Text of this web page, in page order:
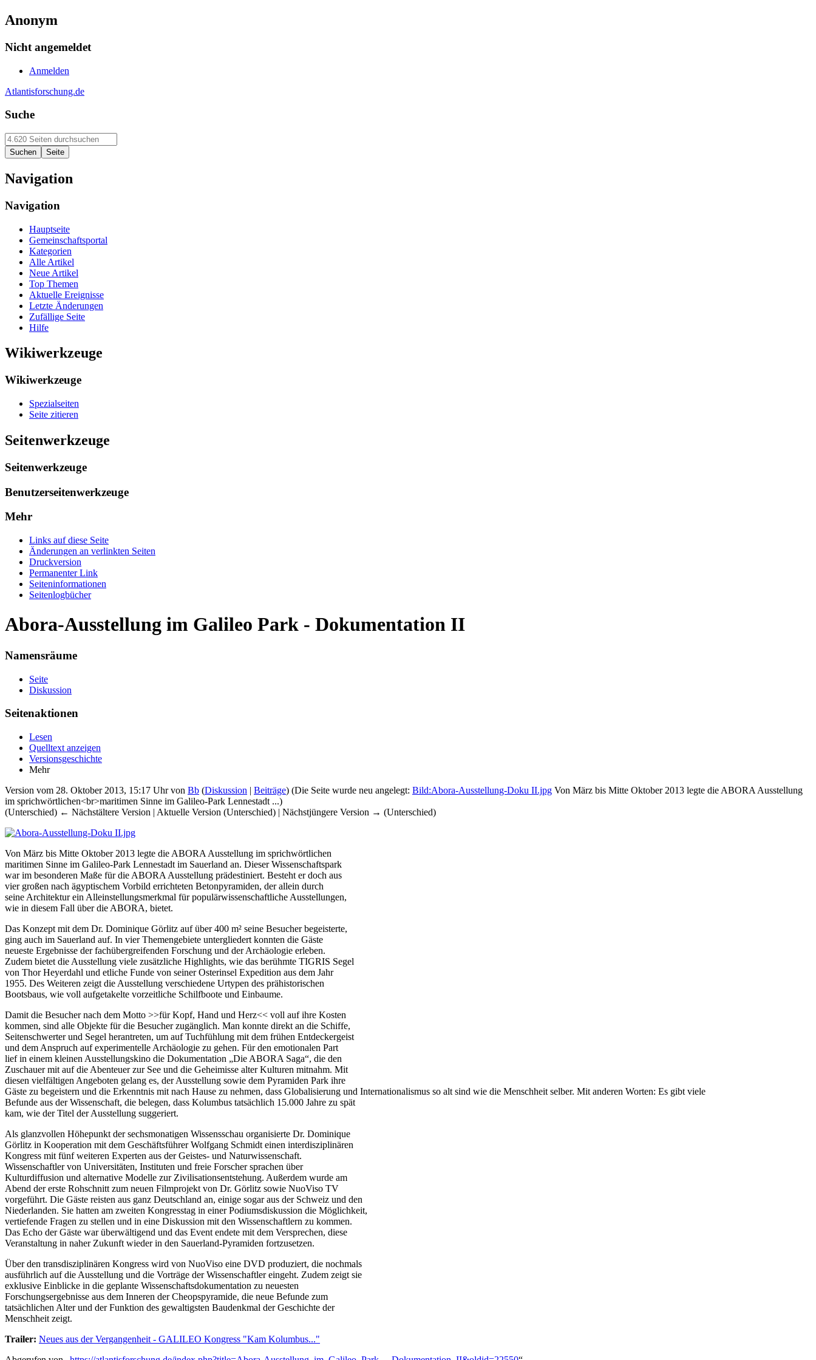
Anonym
Nicht angemeldet
Anmelden
Atlantisforschung.de
Suche
Navigation
Navigation
Hauptseite
Gemeinschaftsportal
Kategorien
Alle Artikel
Neue Artikel
Top Themen
Aktuelle Ereignisse
Letzte Änderungen
Zufällige Seite
Hilfe
Wikiwerkzeuge
Wikiwerkzeuge
Spezialseiten
Seite zitieren
Seitenwerkzeuge
Seitenwerkzeuge
Benutzerseitenwerkzeuge
Mehr
Links auf diese Seite
Änderungen an verlinkten Seiten
Druckversion
Permanenter Link
Seiten­informationen
Seitenlogbücher
Abora-Ausstellung im Galileo Park - Dokumentation II
Namensräume
Seite
Diskussion
Seitenaktionen
Lesen
Quelltext anzeigen
Versionsgeschichte
Mehr
Version vom 28. Oktober 2013, 15:17 Uhr von Bb (Diskussion | Beiträge) (Die Seite wurde neu angelegt: Bild:Abora-Ausstellung-Doku II.jpg Von März bis Mitte Oktober 2013 legte die ABORA Ausstellung
im sprichwörtlichen<br>maritimen Sinne im Galileo-Park Lennestadt ...)
(Unterschied) ← Nächstältere Version | Aktuelle Version (Unterschied) | Nächstjüngere Version → (Unterschied)
Von März bis Mitte Oktober 2013 legte die ABORA Ausstellung im sprichwörtlichen
maritimen Sinne im Galileo-Park Lennestadt im Sauerland an. Dieser Wissenschaftspark
war im besonderen Maße für die ABORA Ausstellung prädestiniert. Besteht er doch aus
vier großen nach ägyptischem Vorbild errichteten Betonpyramiden, der allein durch
seine Architektur ein Alleinstellungsmerkmal für populärwissenschaftliche Ausstellungen,
wie in diesem Fall über die ABORA, bietet.
Das Konzept mit dem Dr. Dominique Görlitz auf über 400 m² seine Besucher begeisterte,
ging auch im Sauerland auf. In vier Themengebiete untergliedert konnten die Gäste
neueste Ergebnisse der fachübergreifenden Forschung und der Archäologie erleben.
Zudem bietet die Ausstellung viele zusätzliche Highlights, wie das berühmte TIGRIS Segel
von Thor Heyerdahl und etliche Funde von seiner Osterinsel Expedition aus dem Jahr
1955. Des Weiteren zeigt die Ausstellung verschiedene Urtypen des prähistorischen
Bootsbaus, wie voll aufgetakelte vorzeitliche Schilfboote und Einbaume.
Damit die Besucher nach dem Motto >>für Kopf, Hand und Herz<< voll auf ihre Kosten
kommen, sind alle Objekte für die Besucher zugänglich. Man konnte direkt an die Schiffe,
Seitenschwerter und Segel herantreten, um auf Tuchfühlung mit dem frühen Entdeckergeist
und dem Anspruch auf experimentelle Archäologie zu gehen. Für den emotionalen Part
lief in einem kleinen Ausstellungskino die Dokumentation „Die ABORA Saga“, die den
Zuschauer mit auf die Abenteuer zur See und die Geheimisse alter Kulturen mitnahm. Mit
diesen vielfältigen Angeboten gelang es, der Ausstellung sowie dem Pyramiden Park ihre
Gäste zu begeistern und die Erkenntnis mit nach Hause zu nehmen, dass Globalisierung und Internationalismus so alt sind wie die Menschheit selber. Mit anderen Worten: Es gibt viele
Befunde aus der Wissenschaft, die belegen, dass Kolumbus tatsächlich 15.000 Jahre zu spät
kam, wie der Titel der Ausstellung suggeriert.
Als glanzvollen Höhepunkt der sechsmonatigen Wissensschau organisierte Dr. Dominique
Görlitz in Kooperation mit dem Geschäftsführer Wolfgang Schmidt einen interdisziplinären
Kongress mit fünf weiteren Experten aus der Geistes- und Naturwissenschaft.
Wissenschaftler von Universitäten, Instituten und freie Forscher sprachen über
Kulturdiffusion und alternative Modelle zur Zivilisationsentstehung. Außerdem wurde am
Abend der erste Rohschnitt zum neuen Filmprojekt von Dr. Görlitz sowie NuoViso TV
vorgeführt. Die Gäste reisten aus ganz Deutschland an, einige sogar aus der Schweiz und den
Niederlanden. Sie hatten am zweiten Kongresstag in einer Podiumsdiskussion die Möglichkeit,
vertiefende Fragen zu stellen und in eine Diskussion mit den Wissenschaftlern zu kommen.
Das Echo der Gäste war überwältigend und das Event endete mit dem Versprechen, diese
Veranstaltung in naher Zukunft wieder in den Sauerland-Pyramiden fortzusetzen.
Über den transdisziplinären Kongress wird von NuoViso eine DVD produziert, die nochmals
ausführlich auf die Ausstellung und die Vorträge der Wissenschaftler eingeht. Zudem zeigt sie
exklusive Einblicke in die geplante Wissenschaftsdokumentation zu neuesten
Forschungsergebnisse aus dem Inneren der Cheopspyramide, die neue Befunde zum
tatsächlichen Alter und der Funktion des gewaltigsten Baudenkmal der Geschichte der
Menschheit zeigt.
Trailer: Neues aus der Vergangenheit - GALILEO Kongress "Kam Kolumbus..."